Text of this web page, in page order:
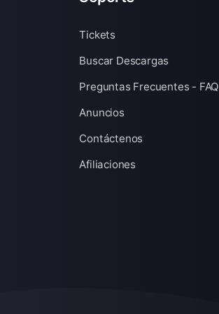
Tickets
Buscar Descargas
Preguntas Frecuentes - FAQ
Anuncios
Contáctenos
Afiliaciones